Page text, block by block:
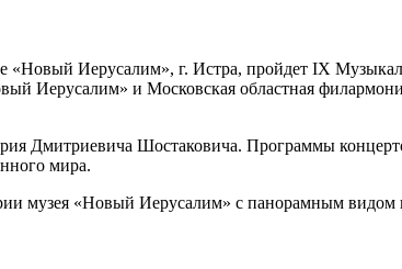
«Новый Иерусалим», г. Истра, пройдет IX
Иерусалим» и Московская областная
Дмитриевича Шостаковича.​ Программы
мира.​
музея «Новый Иерусалим» с панорамным